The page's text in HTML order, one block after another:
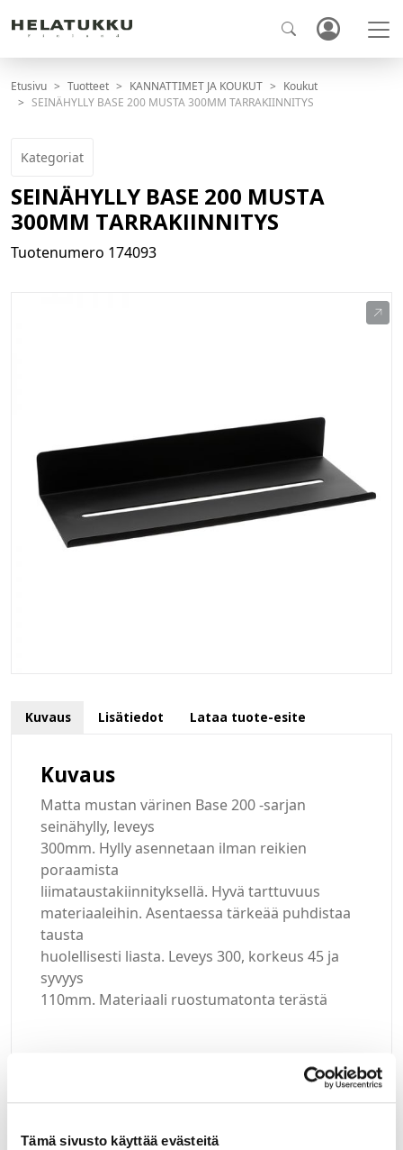
Tämä sivusto käyttää evästeitä
Etusivu Tuotteet KANNATTIMET JA KOUKUT
Koukut
SEINÄHYLLY BASE 200 MUSTA 300MM TARRAKIINNITYS
Kategoriat
SEINÄHYLLY BASE 200 MUSTA
300MM TARRAKIINNITYS
Tuotenumero 174093
Kuvaus Lisätiedot Lataa tuote-esite
Kuvaus
Matta mustan värinen Base 200 -sarjan
seinähylly, leveys
300mm. Hylly asennetaan ilman reikien
poraamista
liimataustakiinnityksellä. Hyvä tarttuvuus
materiaaleihin. Asentaessa tärkeää puhdistaa
tausta
huolellisesti liasta. Leveys 300, korkeus 45 ja
syvyys
110mm. Materiaali ruostumatonta terästä